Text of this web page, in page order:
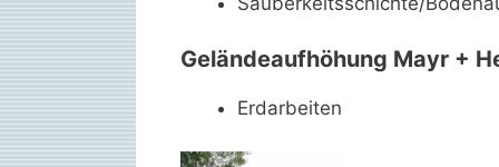
Geländeaufhöhung Mayr +
Erdarbeiten